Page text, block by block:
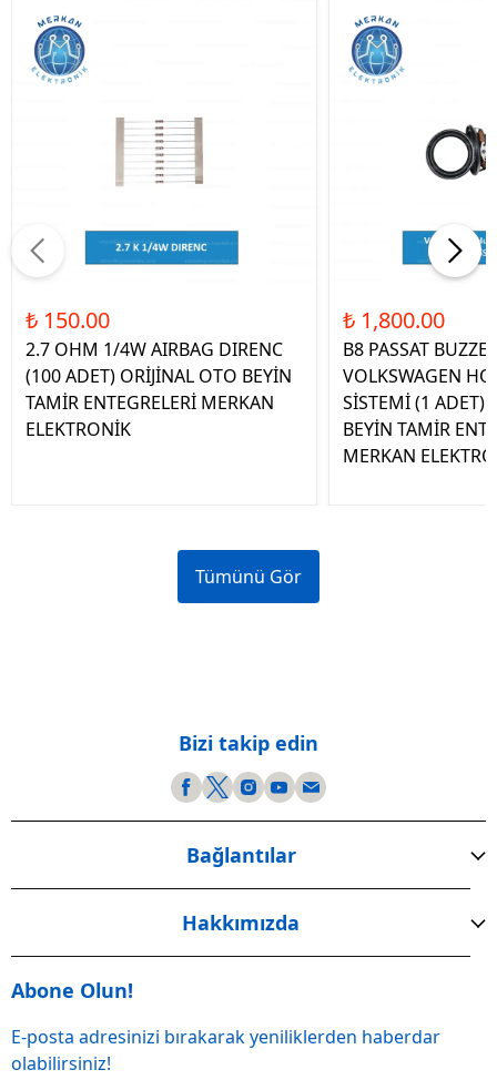
₺ 150.00
2.7 OHM 1/4W AIRBAG DIRENC
(100 ADET) ORİJİNAL OTO BEYİN
TAMİR ENTEGRELERİ MERKAN
ELEKTRONİK
₺ 1,800.00
B8 PASSAT
VOLKSWAGEN
SİSTEMİ (1 ADET)
BEYİN TAMİR
MERKAN
Tümünü Gör
Bizi takip edin
Bağlantılar
Hakkımızda
Abone Olun!
E-posta adresinizi bırakarak yeniliklerden haberdar
olabilirsiniz!